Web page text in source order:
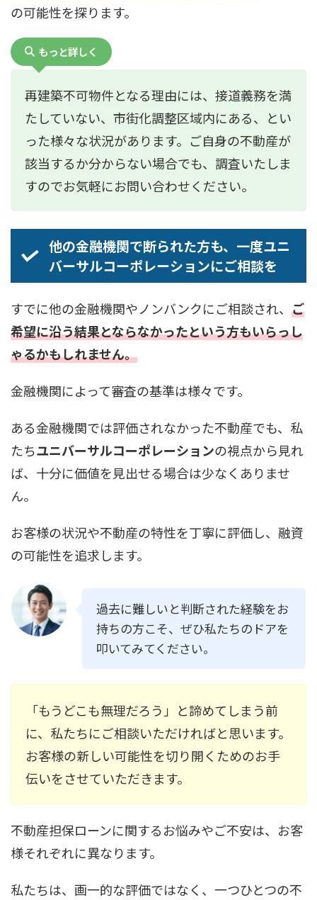
の可能性を探ります。
もっと詳しく
再建築不可物件となる理由には、接道義務を満
たしていない、市街化調整区域内にある、とい
った様々な状況があります。ご自身の不動産が
該当するか分からない場合でも、調査いたしま
すのでお気軽にお問い合わせください。
他の金融機関で断られた方も、一度ユニ
バーサルコーポレーションにご相談を
すでに他の金融機関やノンバンクにご相談され、 ご
希望に沿う結果とならなかったという方もいらっし
ゃるかもしれません。
金融機関によって審査の基準は様々です。
ある金融機関では評価されなかった不動産でも、私
たちユニバーサルコーポレーションの視点から見れ
ば、十分に価値を見出せる場合は少なくありませ
ん。
お客様の状況や不動産の特性を丁寧に評価し、融資
の可能性を追求します。
過去に難しいと判断された経験をお
持ちの方こそ、ぜひ私たちのドアを
叩いてみてください。
「もうどこも無理だろう」と諦めてしまう前
に、私たちにご相談いただければと思います。
お客様の新しい可能性を切り開くためのお手
伝いをさせていただきます。
不動産担保ローンに関するお悩みやご不安は、お客
様それぞれに異なります。
私たちは、画一的な評価ではなく、一つひとつの不